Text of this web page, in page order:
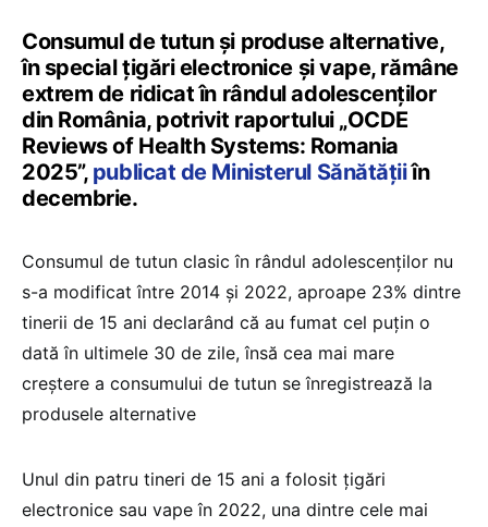
Consumul de tutun și produse alternative,
în special țigări electronice și vape, rămâne
extrem de ridicat în rândul adolescenților
din România, potrivit raportului „OCDE
Reviews of Health Systems: Romania
2025”, publicat de Ministerul Sănătățiiîn
decembrie.
Consumul de tutun clasic în rândul adolescenților nu
s-a modificat între 2014 și 2022, aproape 23% dintre
tinerii de 15 ani declarând că au fumat cel puțin o
dată în ultimele 30 de zile, însă cea mai mare
creștere a consumului de tutun se înregistrează la
produsele alternative
Unul din patru tineri de 15 ani a folosit țigări
electronice sau vape în 2022, una dintre cele mai